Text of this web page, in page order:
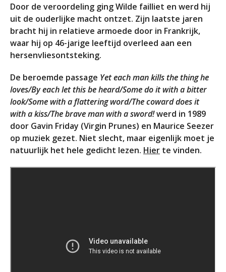
Door de veroordeling ging Wilde failliet en werd hij
uit de ouderlijke macht ontzet. Zijn laatste jaren
bracht hij in relatieve armoede door in Frankrijk,
waar hij op 46-jarige leeftijd overleed aan een
hersenvliesontsteking.
De beroemde passage Yet each man kills the thing he
loves/By each let this be heard/Some do it with a bitter
look/Some with a flattering word/The coward does it
with a kiss/The brave man with a sword!werd in 1989
door Gavin Friday (Virgin Prunes) en Maurice Seezer
op muziek gezet. Niet slecht, maar eigenlijk moet je
natuurlijk het hele gedicht lezen. Hier te vinden.